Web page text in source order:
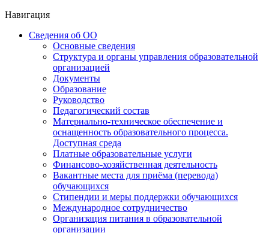
Навигация
Сведения об ОО
Основные сведения
Структура и органы управления образовательной
организацией
Документы
Образование
Руководство
Педагогический состав
Материально-техническое обеспечение и
оснащенность образовательного процесса.
Доступная среда
Платные образовательные услуги
Финансово-хозяйственная деятельность
Вакантные места для приёма (перевода)
обучающихся
Стипендии и меры поддержки обучающихся
Международное сотрудничество
Организация питания в образовательной
организации